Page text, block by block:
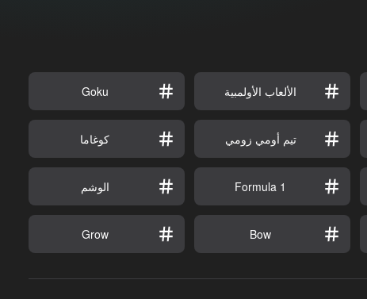
الألعاب الأولمبية Goku
تيم أومي زومي كوغاما
Formula 1 الوشم
Bow
Grow